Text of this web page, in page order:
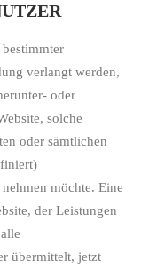
verlangt werden,
oder
solche
oder sämtlichen
möchte. Eine
der Leistungen
übermittelt, jetzt